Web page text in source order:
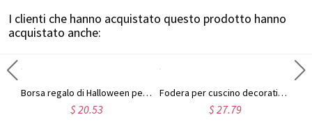
I clienti che hanno acquistato questo prodotto hanno
acquistato anche:
Borsa regalo di Halloween personalizzata con nome e foto, a forma di personaggio dei cartoni animati 3D, con fiocco nero, in PVC trasparente, ideale per dolcetto o scherzetto, regalo di Halloween per bambini.
$ 20.53
Fodera per cuscino decorativa personalizzata con nome a tema Halloween: fantasma, zucca, spettrale, dolcetto o scherzetto, con imbottitura opzionale, regalo di Halloween per bambini, familiari e amici.
$ 27.79